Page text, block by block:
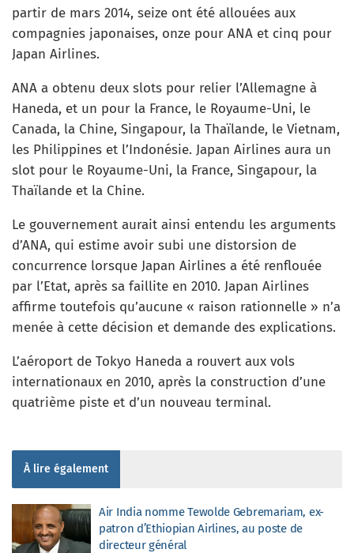
partir de mars 2014, seize ont été allouées aux
compagnies japonaises, onze pour ANA et cinq pour
Japan Airlines.
ANA a obtenu deux slots pour relier l’Allemagne à
Haneda, et un pour la France, le Royaume-Uni, le
Canada, la Chine, Singapour, la Thaïlande, le Vietnam,
les Philippines et l’Indonésie. Japan Airlines aura un
slot pour le Royaume-Uni, la France, Singapour, la
Thaïlande et la Chine.
Le gouvernement aurait ainsi entendu les arguments
d’ANA, qui estime avoir subi une distorsion de
concurrence lorsque Japan Airlines a été renflouée
par l’Etat, après sa faillite en 2010. Japan Airlines
affirme toutefois qu’aucune « raison rationnelle » n’a
menée à cette décision et demande des explications.
L’aéroport de Tokyo Haneda a rouvert aux vols
internationaux en 2010, après la construction d’une
quatrième piste et d’un nouveau terminal.
À lire également
Air India nomme Tewolde Gebremariam, ex-
patron d’Ethiopian Airlines, au poste de
directeur général